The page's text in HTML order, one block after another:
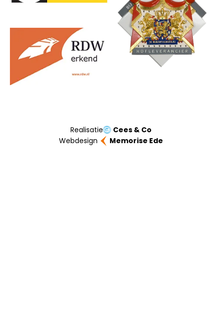
Realisatie
Cees & Co
Webdesign
Memorise Ede